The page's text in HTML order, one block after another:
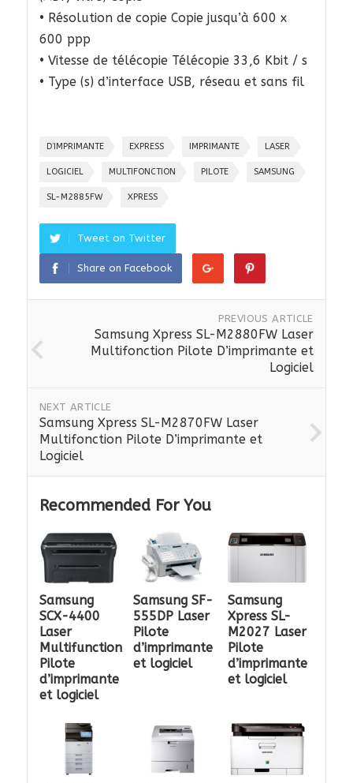
• Résolution de copie Copie jusqu’à 600 x
600 ppp
• Vitesse de télécopie Télécopie 33,6 Kbit / s
• Type (s) d’interface USB, réseau et sans fil
D’IMPRIMANTE EXPRESS IMPRIMANTE LASER
LOGICIEL MULTIFONCTION PILOTE SAMSUNG
SL-M2885FW XPRESS
Tweet on Twitter
Share on Facebook
PREVIOUS ARTICLE
Samsung Xpress SL-M2880FW Laser
Multifonction Pilote D’imprimante et
Logiciel
NEXT ARTICLE
Samsung Xpress SL-M2870FW Laser
Multifonction Pilote D’imprimante et
Logiciel
Recommended For You
Samsung
SCX-4400
Laser
Multifunction
Pilote
d’imprimante
et logiciel
Samsung SF-
555DP Laser
Pilote
d’imprimante
et logiciel
Samsung
Xpress SL-
M2027 Laser
Pilote
d’imprimante
et logiciel